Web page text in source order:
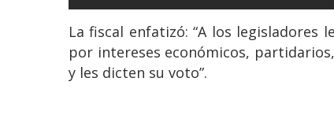
La fiscal enfatizó: “A los
por intereses económicos,
y les dicten su voto”.